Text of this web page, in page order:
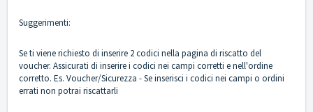
Suggerimenti:
Se ti viene richiesto di inserire 2 codici nella pagina di riscatto del
voucher. Assicurati di inserire i codici nei campi corretti e nell'ordine
corretto. Es. Voucher/Sicurezza - Se inserisci i codici nei campi o ordini
errati non potrai riscattarli